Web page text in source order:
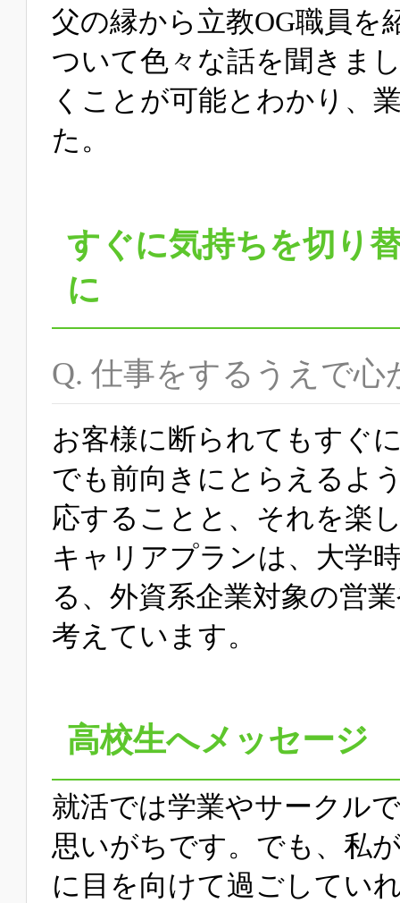
父の縁から立教OG職員を
ついて色々な話を聞きま
くことが可能とわかり、
た。
すぐに気持ちを切り
に
Q. 仕事をするうえで
お客様に断られてもすぐ
でも前向きにとらえるよ
応することと、それを楽
キャリアプランは、大学
る、外資系企業対象の営
考えています。
高校生へメッセージ
就活では学業やサークル
思いがちです。でも、私
に目を向けて過ごしてい